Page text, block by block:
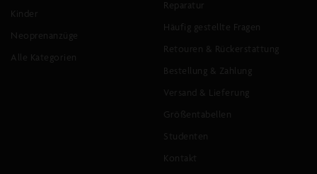
Kinder
Neoprenanzüge
Alle Kategorien
Reparatur
Häufig gestellte Fragen
Retouren & Rückerstattung
Bestellung & Zahlung
Versand & Lieferung
Größentabellen
Studenten
Kontakt